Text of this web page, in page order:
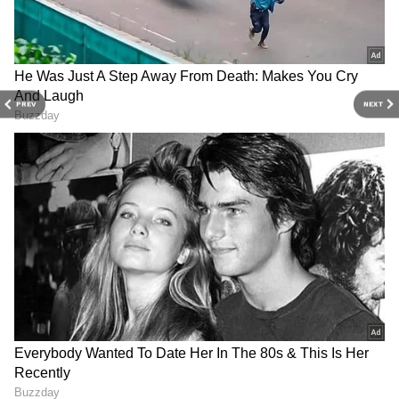
PREV NEXT
உரிமையாளர்?
இந்த அறிக்கை வெளியானதில் இருந்து
பங்குச்சந்தையில் அதானி குழுமத்தின்
பங்குகள் அனைத்தும் ஆட்டம் கண்டன. 2
நாட்களில் அதானி குழுமப் பங்குகள் மதிப்பு
20 சதவீதம் சரிந்தது, ஏறக்குறைய அதானி
குழுமத்துக்கு ரூ.4 லட்சம் கோடி இழப்பு
ஏற்பட்டுள்ளதாகக் கூறப்படுகிறது.
இந்நிலையில் அதானி குழுமத்துக்கு
இந்தியாவில் உள்ள பொதுத்துறை
வங்கிகள், தனியார் வங்கிகளும்
போட்டிபோட்டுக்கொண்டு கடன்
RECOMMENDED STORIES